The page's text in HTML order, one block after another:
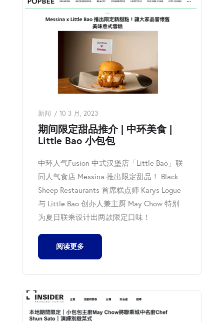
新闻 10 3 月, 2023
期间限定甜品推介 | 中环美食 |
Little Bao 小包包
中环人气Fusion 中式汉堡店「Little Bao」联
同人气食店 Messina 推出限定甜品！ Black
Sheep Restaurants 首席糕点师 Karys Logue
与 Little Bao 创办人兼主厨 May Chow 特别
为夏日联乘设计出两款限定口味！
阅读更多